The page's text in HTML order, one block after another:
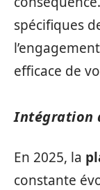
spécifiques
efficace de
Intégration
En 2025, la
constante